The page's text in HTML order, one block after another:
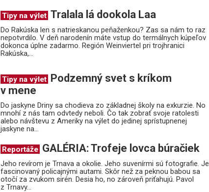
Tipy na výlet Tralala lá dookola Laa
Do Rakúska len s natrieskanou peňaženkou? Zas sa nám to raz
nepotvrdilo. V deň narodenín máte vstup do termálnych kúpeľov
dokonca úplne zadarmo. Región Weinviertel pri trojhranici
Rakúska,...
Tipy na výlet Podzemný svet s kríkom
v mene
Do jaskyne Driny sa chodieva zo základnej školy na exkurzie. No
mnohí z nás tam odvtedy neboli. Čo tak zobrať svoje ratolesti
alebo návštevu z Ameriky na výlet do jedinej sprístupnenej
jaskyne na...
Reportáže GALÉRIA: Trofeje lovca búračiek
Jeho revírom je Trnava a okolie. Jeho suvenírmi sú fotografie. Je
fascinovaný policajnými autami. Skôr než za peknou babou sa
otočí za zvukom sirén. Desia ho, no zároveň priťahujú. Pavol
z Trnavy...